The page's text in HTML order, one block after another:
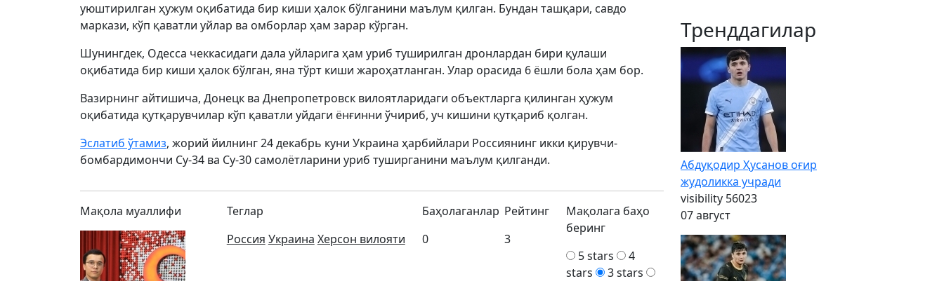
уюштирилган ҳужум оқибатида бир киши ҳалок бўлганини маълум қилган. Бундан ташқари, савдо
маркази, кўп қаватли уйлар ва омборлар ҳам зарар кўрган.
Шунингдек, Одесса чеккасидаги дала уйларига ҳам уриб туширилган дронлардан бири қулаши
оқибатида бир киши ҳалок бўлган, яна тўрт киши жароҳатланган. Улар орасида 6 ёшли бола ҳам бор.
Вазирнинг айтишича, Донецк ва Днепропетровск вилоятларидаги объектларга қилинган ҳужум
оқибатида қутқарувчилар кўп қаватли уйдаги ёнғинни ўчириб, уч кишини қутқариб қолган.
Эслатиб ўтамиз, жорий йилнинг 24 декабрь куни Украина ҳарбийлари Россиянинг икки қирувчи-
бомбардимончи Су-34 ва Су-30 самолётларини уриб туширганини маълум қилганди.
Мақола муаллифи
Теглар
Россия Украина Херсон вилояти
Баҳолаганлар
0
Рейтинг
3
Мақолага баҳо
беринг
5 stars
4
stars
3 stars
Тренддагилар
Абдуқодир Ҳусанов оғир
жудоликка учради
visibility 56023
07 август